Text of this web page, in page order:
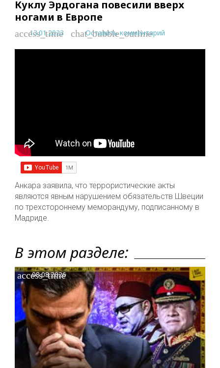
Куклу Эрдогана повесили вверх
ногами в Европе
access_time
13.01.2023 chat_bubble_outline
Оставить комментарий
Анкара заявила, что террористические акты
являются явным нарушением обязательств Швеции
по трехстороннему меморандуму, подписанному в
Мадриде.
В этом разделе:
access_time
08.08.2026